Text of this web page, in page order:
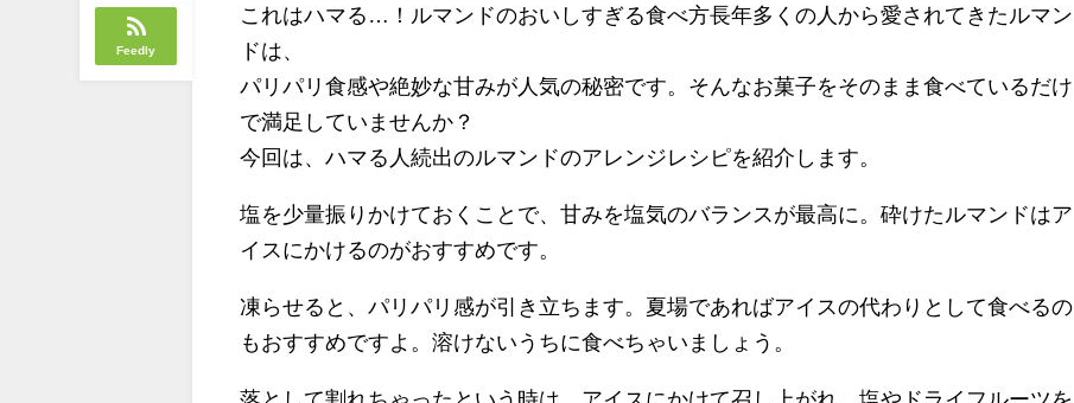
Feedly
これはハマる…！ルマンドのおいしすぎる食べ方長年多くの人から愛されてきたルマン
ドは、
パリパリ食感や絶妙な甘みが人気の秘密です。そんなお菓子をそのまま食べているだけ
で満足していませんか？
今回は、ハマる人続出のルマンドのアレンジレシピを紹介します。
塩を少量振りかけておくことで、甘みを塩気のバランスが最高に。砕けたルマンドはア
イスにかけるのがおすすめです。
凍らせると、パリパリ感が引き立ちます。夏場であればアイスの代わりとして食べるの
もおすすめですよ。溶けないうちに食べちゃいましょう。